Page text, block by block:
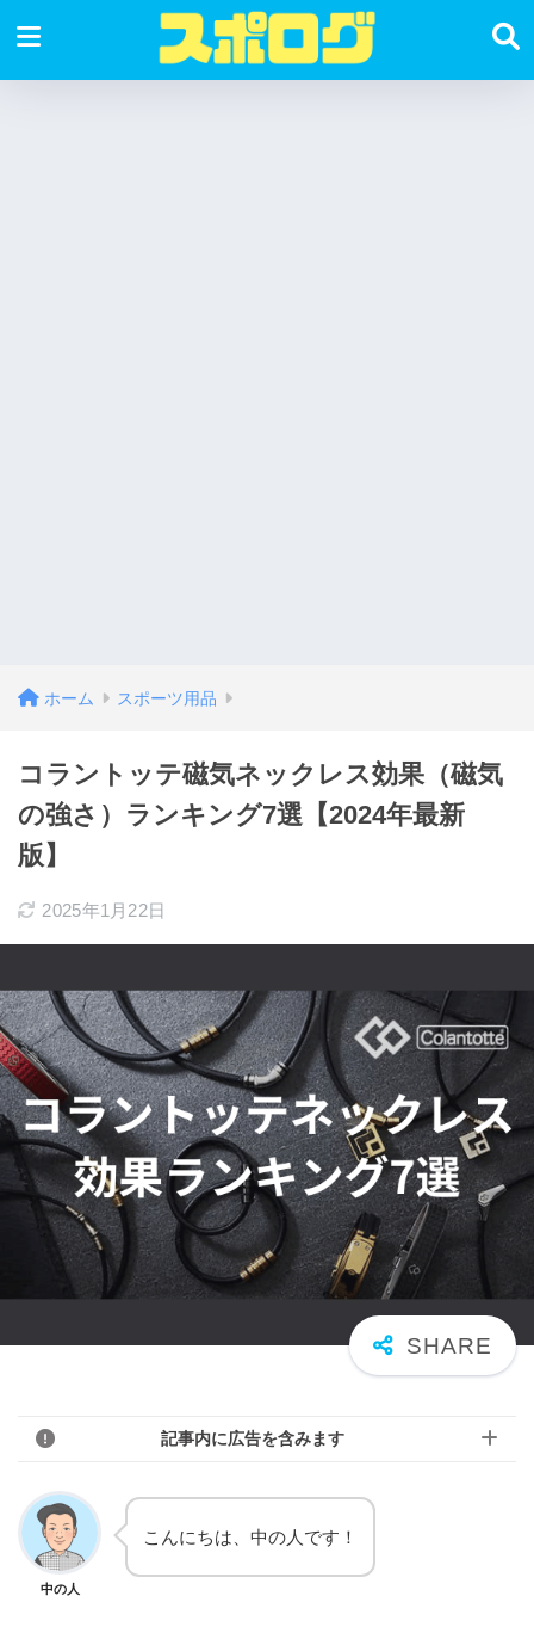
ホーム スポーツ用品
コラントッテ磁気ネックレス効果（磁気
の強さ）ランキング7選【2024年最新
版】
2025年1月22日
記事内に広告を含みます
中の人
こんにちは、中の人です！